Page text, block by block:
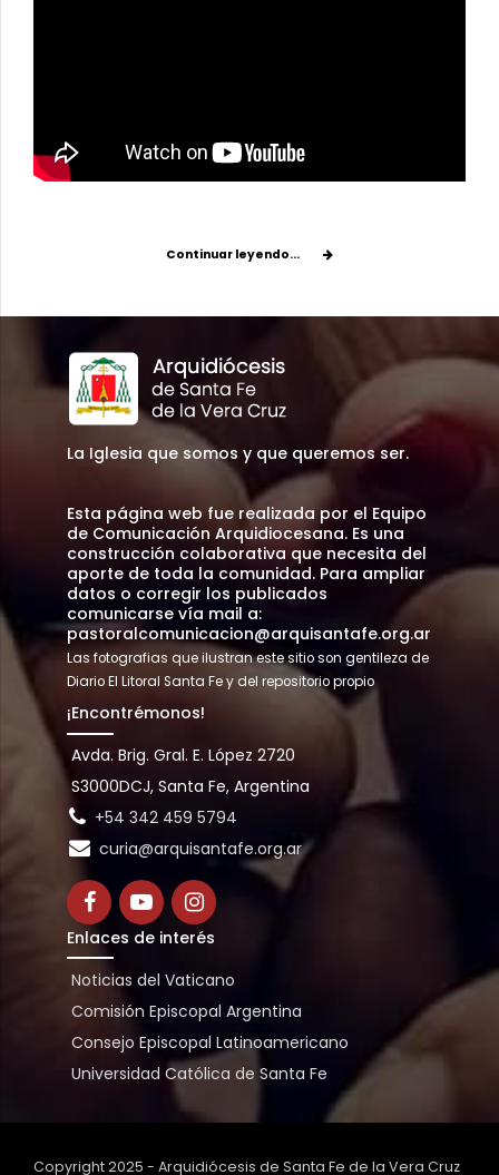
Continuar leyendo...
La Iglesia que somos y que queremos ser.
Esta página web fue realizada por el Equipo
de Comunicación Arquidiocesana. Es una
construcción colaborativa que necesita del
aporte de toda la comunidad. Para ampliar
datos o corregir los publicados
comunicarse vía mail a:
pastoralcomunicacion@arquisantafe.org.ar
Las fotografias que ilustran este sitio son gentileza de
Diario El Litoral Santa Fe y del repositorio propio
¡Encontrémonos!
Avda. Brig. Gral. E. López 2720
S3000DCJ, Santa Fe, Argentina
+54 342 459 5794
curia@arquisantafe.org.ar
Enlaces de interés
Noticias del Vaticano
Comisión Episcopal Argentina
Consejo Episcopal Latinoamericano
Universidad Católica de Santa Fe
Copyright 2025 - Arquidiócesis de Santa Fe de la Vera Cruz